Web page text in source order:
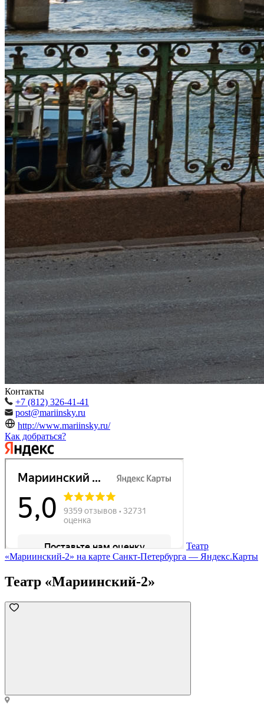
Контакты
+7 (812) 326-41-41
post@mariinsky.ru
http://www.mariinsky.ru/
Как добраться?
Театр
«Мариинский-2» на карте Санкт‑Петербурга — Яндекс.Карты
Театр «Мариинский-2»